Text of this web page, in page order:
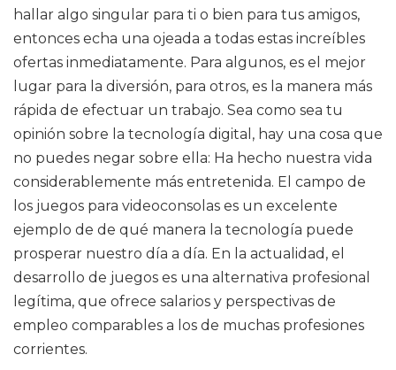
hallar algo singular para ti o bien para tus amigos,
entonces echa una ojeada a todas estas increíbles
ofertas inmediatamente. Para algunos, es el mejor
lugar para la diversión, para otros, es la manera más
rápida de efectuar un trabajo. Sea como sea tu
opinión sobre la tecnología digital, hay una cosa que
no puedes negar sobre ella: Ha hecho nuestra vida
considerablemente más entretenida. El campo de
los juegos para videoconsolas es un excelente
ejemplo de de qué manera la tecnología puede
prosperar nuestro día a día. En la actualidad, el
desarrollo de juegos es una alternativa profesional
legítima, que ofrece salarios y perspectivas de
empleo comparables a los de muchas profesiones
corrientes.